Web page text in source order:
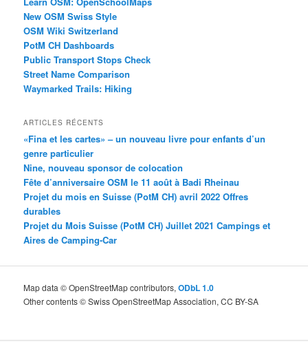
New OSM Swiss Style
OSM Wiki Switzerland
PotM CH Dashboards
Public Transport Stops Check
Street Name Comparison
Waymarked Trails: Hiking
ARTICLES RÉCENTS
«Fina et les cartes» – un nouveau livre pour enfants d’un
genre particulier
Nine, nouveau sponsor de colocation
Fête d’anniversaire OSM le 11 août à Badi Rheinau
Projet du mois en Suisse (PotM CH) avril 2022 Offres
durables
Projet du Mois Suisse (PotM CH) Juillet 2021 Campings et
Aires de Camping-Car
Map data © OpenStreetMap contributors,ODbL 1.0
Other contents © Swiss OpenStreetMap Association, CC BY-SA